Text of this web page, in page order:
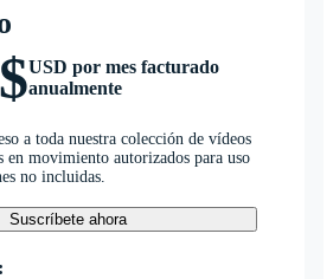
USD por mes facturado
anualmente
a toda nuestra colección de vídeos
en movimiento autorizados para uso
no incluidas.
Suscríbete ahora